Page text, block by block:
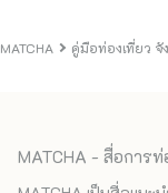
MATCHA คู่มือท่องเที่ยว จั
MATCHA - สื่อการ